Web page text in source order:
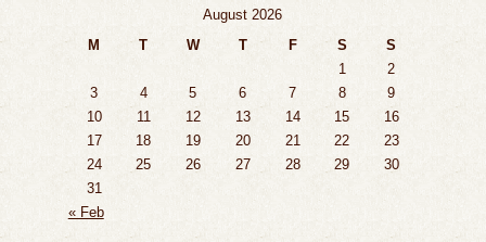
August 2026
M
T W T F S
S
1
2
3
4 5 6 7 8
9
10
11 12 13 14 15
16
17
18 19 20 21 22
23
24
25 26 27 28 29
30
31
« Feb